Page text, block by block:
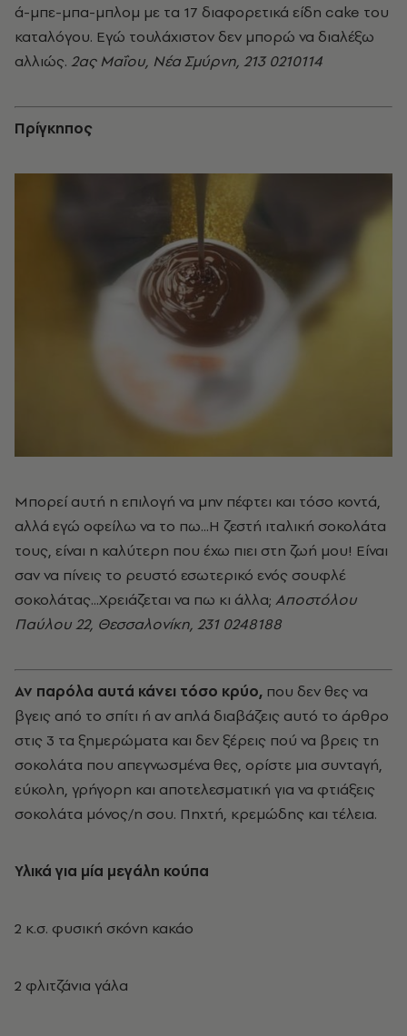
ά-μπε-μπα-μπλομ με τα 17 διαφορετικά είδη cake του
καταλόγου. Εγώ τουλάχιστον δεν μπορώ να διαλέξω
αλλιώς. 2ας Μαΐου, Νέα Σμύρνη, 213 0210114
Πρίγκηπος
Μπορεί αυτή η επιλογή να μην πέφτει και τόσο κοντά,
αλλά εγώ οφείλω να το πω...Η ζεστή ιταλική σοκολάτα
τους, είναι η καλύτερη που έχω πιει στη ζωή μου! Είναι
σαν να πίνεις το ρευστό εσωτερικό ενός σουφλέ
σοκολάτας...Χρειάζεται να πω κι άλλα; Αποστόλου
Παύλου 22, Θεσσαλονίκη, 231 0248188
Αν παρόλα αυτά κάνει τόσο κρύο, που δεν θες να
βγεις από το σπίτι ή αν απλά διαβάζεις αυτό το άρθρο
στις 3 τα ξημερώματα και δεν ξέρεις πού να βρεις τη
σοκολάτα που απεγνωσμένα θες, ορίστε μια συνταγή,
εύκολη, γρήγορη και αποτελεσματική για να φτιάξεις
σοκολάτα μόνος/η σου. Πηχτή, κρεμώδης και τέλεια.
Υλικά για μία μεγάλη κούπα
2 κ.σ. φυσική σκόνη κακάο
2 φλιτζάνια γάλα